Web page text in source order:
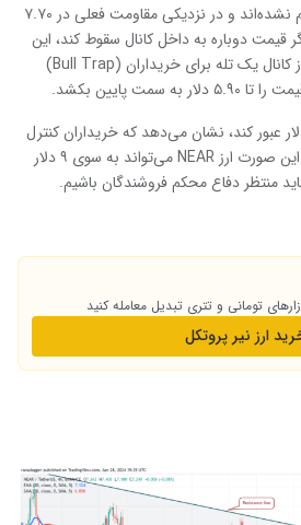
با این حال، فروشندگان تسلیم نشده‌اند و در نزدیکی مقاومت فعلی در ۷.۷۰
قیمت دوباره به داخل کانال سقوط کند، این
احتمال وجود دارد که خروج از کانال یک تله برای خریداران (Bull Trap)
پایین بکشد.
مقابل، اگر قیمت از ۷.۷۰ دلار عبور کند، نشان می‌دهد که خریداران کنترل
بازار را به دست گرفته‌اند. در این صورت ارز NEAR می‌تواند به سوی ۹ دلار
منتظر دفاع محکم فروشندگان باشیم.
تومانی و تتری تبدیل معامله کنید
ارز نیر پروتکل